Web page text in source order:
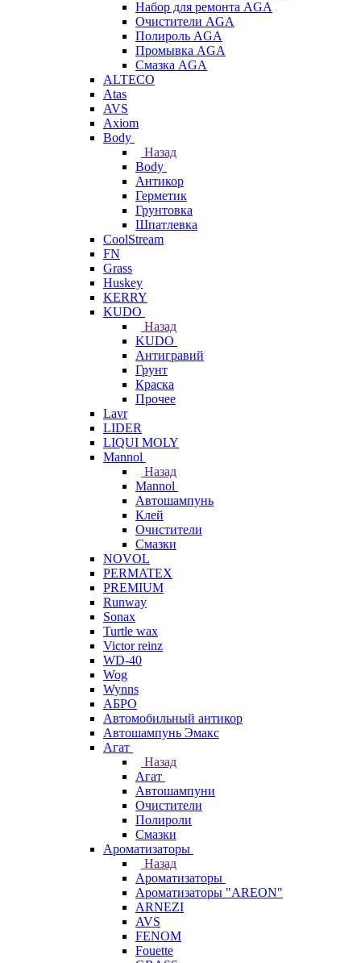
Набор для ремонта AGA
Очистители AGA
Полироль AGA
Промывка AGA
Смазка AGA
ALTECO
Atas
AVS
Axiom
Body
Назад
Body
Антикор
Герметик
Грунтовка
Шпатлевка
CoolStream
FN
Grass
Huskey
KERRY
KUDO
Назад
KUDO
Антигравий
Грунт
Краска
Прочее
Lavr
LIDER
LIQUI MOLY
Mannol
Назад
Mannol
Автошампунь
Клей
Очистители
Смазки
NOVOL
PERMATEX
PREMIUM
Runway
Sonax
Turtle wax
Victor reinz
WD-40
Wog
Wynns
АБРО
Автомобильный антикор
Автошампунь Эмакс
Агат
Назад
Агат
Автошампуни
Очистители
Полироли
Смазки
Ароматизаторы
Назад
Ароматизаторы
Ароматизаторы "AREON"
ARNEZI
AVS
FENOM
Fouette